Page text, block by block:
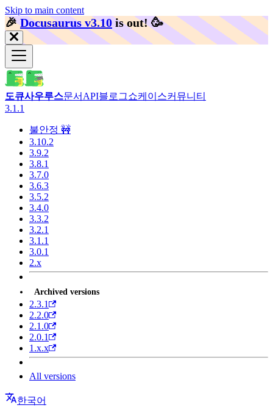
Skip to main content
🎉️Docusaurus v3.10 is out! 🥳️
도큐사우루스문서 API블로그쇼케이스커뮤니티
3.1.1
불안정 🚧
3.10.2
3.9.2
3.8.1
3.7.0
3.6.3
3.5.2
3.4.0
3.3.2
3.2.1
3.1.1
3.0.1
2.x
Archived versions
2.3.1
2.2.0
2.1.0
2.0.1
1.x.x
All versions
한국어